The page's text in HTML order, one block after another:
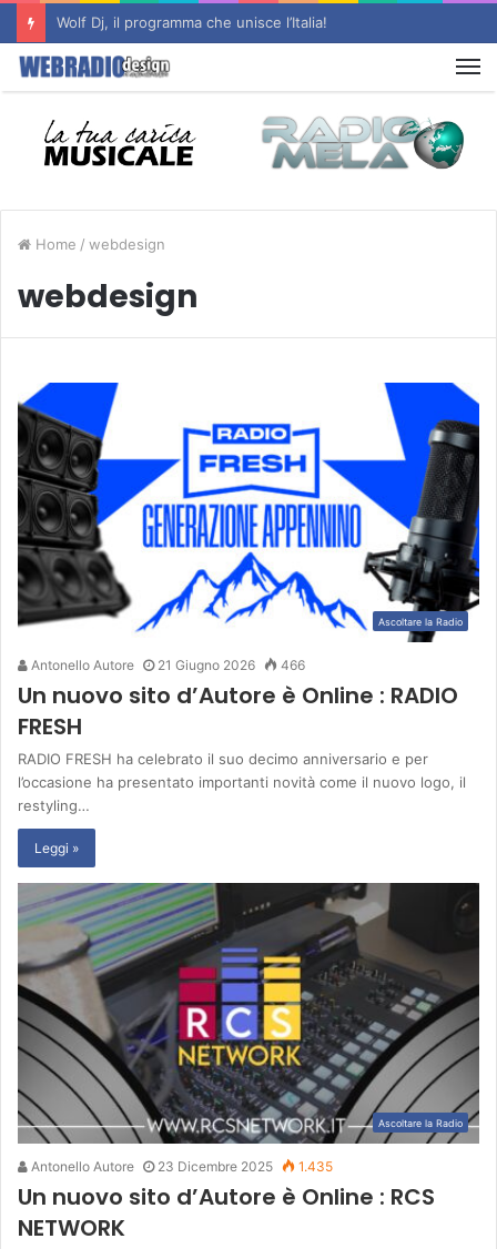
Funzionalità nei Player d’Autore
Home / webdesign
webdesign
Ascoltare la Radio
Antonello Autore 21 Giugno 2026 466
Un nuovo sito d’Autore è Online : RADIO
FRESH
RADIO FRESH ha celebrato il suo decimo anniversario e per
l’occasione ha presentato importanti novità come il nuovo logo, il
restyling…
Leggi »
Ascoltare la Radio
Antonello Autore 23 Dicembre 2025 1.435
Un nuovo sito d’Autore è Online : RCS
NETWORK